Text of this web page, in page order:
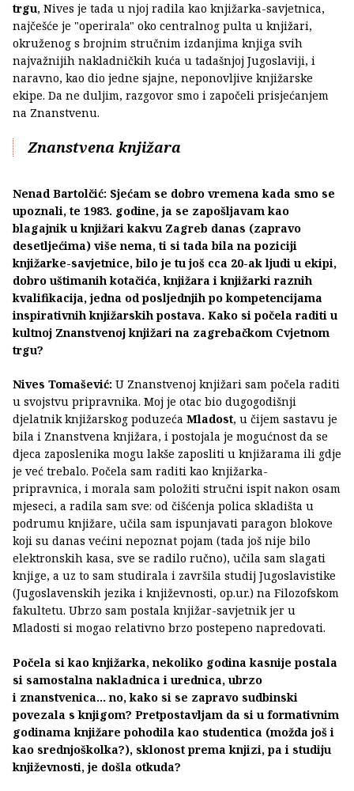
trgu, Nives je tada u njoj radila kao knjižarka-savjetnica,
najčešće je "operirala" oko centralnog pulta u knjižari,
okruženog s brojnim stručnim izdanjima knjiga svih
najvažnijih nakladničkih kuća u tadašnjoj Jugoslaviji, i
naravno, kao dio jedne sjajne, neponovljive knjižarske
ekipe. Da ne duljim, razgovor smo i započeli prisjećanjem
na Znanstvenu.
Znanstvena knjižara
Nenad Bartolčić: Sjećam se dobro vremena kada smo se
upoznali, te 1983. godine, ja se zapošljavam kao
blagajnik u knjižari kakvu Zagreb danas (zapravo
desetljećima) više nema, ti si tada bila na poziciji
knjižarke-savjetnice, bilo je tu još cca 20-ak ljudi u ekipi,
dobro uštimanih kotačića, knjižara i knjižarki raznih
kvalifikacija, jedna od posljednjih po kompetencijama
inspirativnih knjižarskih postava. Kako si počela raditi u
kultnoj Znanstvenoj knjižari na zagrebačkom Cvjetnom
trgu?
Nives Tomašević: U Znanstvenoj knjižari sam počela raditi
u svojstvu pripravnika. Moj je otac bio dugogodišnji
djelatnik knjižarskog poduzeća Mladost, u čijem sastavu je
bila i Znanstvena knjižara, i postojala je mogućnost da se
djeca zaposlenika mogu lakše zaposliti u knjižarama ili gdje
je već trebalo. Počela sam raditi kao knjižarka-
pripravnica, i morala sam položiti stručni ispit nakon osam
mjeseci, a radila sam sve: od čišćenja polica skladišta u
podrumu knjižare, učila sam ispunjavati paragon blokove
koji su danas većini nepoznat pojam (tada još nije bilo
elektronskih kasa, sve se radilo ručno), učila sam slagati
knjige, a uz to sam studirala i završila studij Jugoslavistike
(Jugoslavenskih jezika i književnosti, op.ur.) na Filozofskom
fakultetu. Ubrzo sam postala knjižar-savjetnik jer u
Mladosti si mogao relativno brzo postepeno napredovati.
Počela si kao knjižarka, nekoliko godina kasnije postala
si samostalna nakladnica i urednica, ubrzo
i znanstvenica... no, kako si se zapravo sudbinski
povezala s knjigom? Pretpostavljam da si u formativnim
godinama knjižare pohodila kao studentica (možda još i
kao srednjoškolka?), sklonost prema knjizi, pa i studiju
književnosti, je došla otkuda?